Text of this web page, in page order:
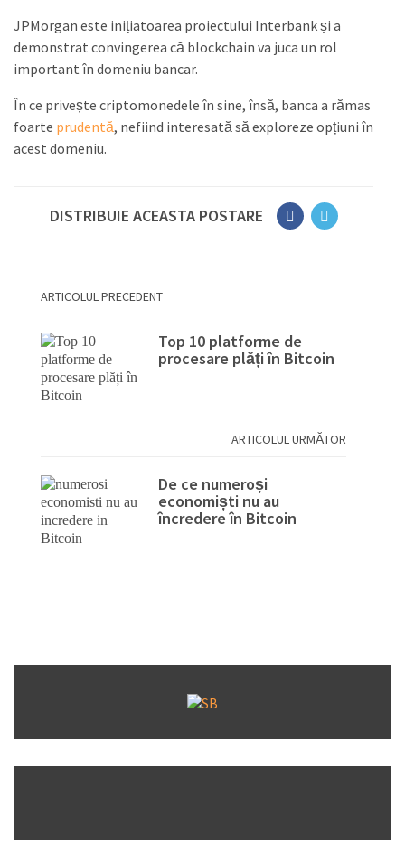
JPMorgan este inițiatoarea proiectului Interbank și a
demonstrat convingerea că blockchain va juca un rol
important în domeniu bancar.
În ce privește criptomonedele în sine, însă, banca a rămas
foarte prudentă, nefiind interesată să exploreze opțiuni în
acest domeniu.
DISTRIBUIE ACEASTA POSTARE
ARTICOLUL PRECEDENT
Top 10 platforme de
procesare plăți în Bitcoin
ARTICOLUL URMĂTOR
De ce numeroși
economiști nu au
încredere în Bitcoin